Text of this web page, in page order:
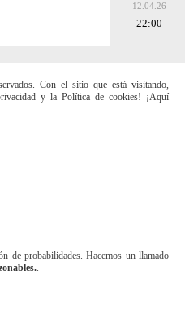
12.04.26
22:00
Con el sitio que está visitando,
y la Política de cookies! ¡Aquí
de probabilidades. Hacemos un llamado